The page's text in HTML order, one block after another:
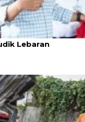
di stasiun dan
Lebaran